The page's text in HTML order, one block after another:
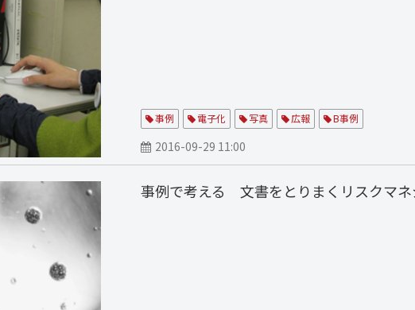
事例 電子化 写真 広報 B事例
2016-09-29 11:00
事例で考える 文書をとりまくリスクマネ